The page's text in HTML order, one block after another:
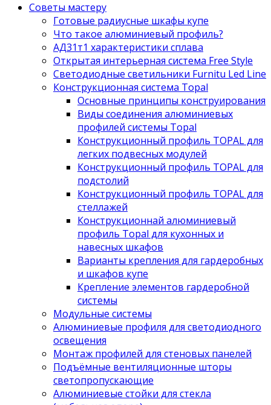
Советы мастеру
Готовые радиусные шкафы купе
Что такое алюминиевый профиль?
АД31т1 характеристики сплава
Открытая интерьерная система Free Style
Светодиодные светильники Furnitu Led Line
Конструкционная система Topal
Основные принципы конструирования
Виды соединения алюминиевых
профилей системы Topal
Конструкционный профиль TOPAL для
легких подвесных модулей
Конструкционный профиль TOPAL для
подстолий
Конструкционный профиль TOPAL для
стеллажей
Конструкционнай алюминиевый
профиль Topal для кухонных и
навесных шкафов
Варианты крепления для гардеробных
и шкафов купе
Крепление элементов гардеробной
системы
Модульные системы
Алюминиевые профиля для светодиодного
освещения
Монтаж профилей для стеновых панелей
Подъёмные вентиляционные шторы
светопропускающие
Алюминиевые стойки для стекла